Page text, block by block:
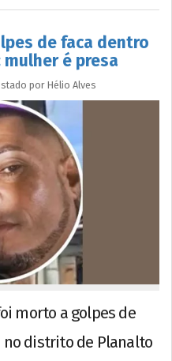
de faca dentro
mulher é presa
porHélio Alves
morto a golpes de
no distrito de Planalto